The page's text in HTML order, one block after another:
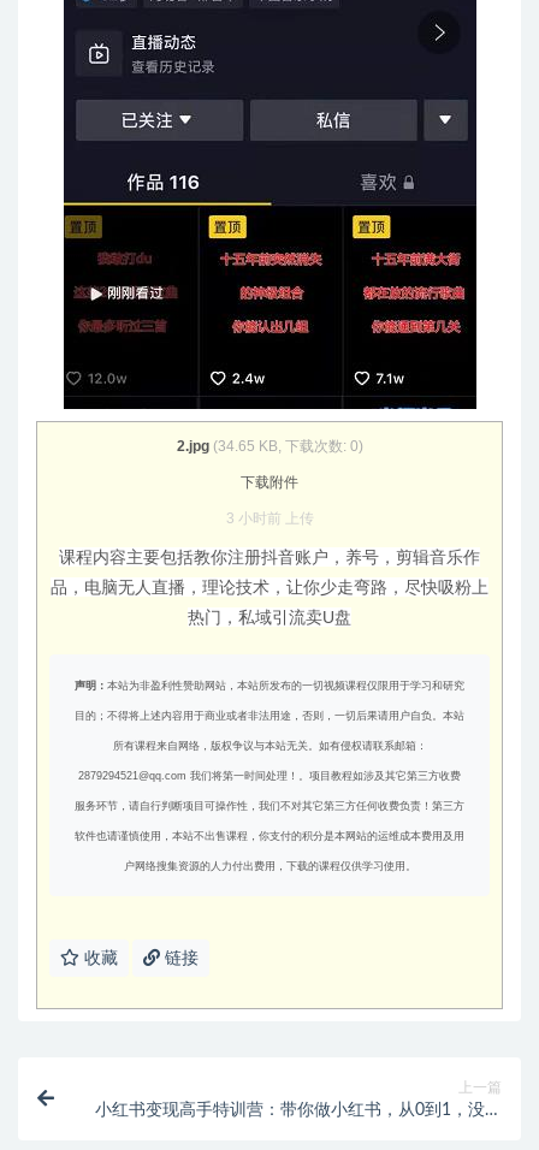
2.jpg (34.65 KB, 下载次数: 0)
下载附件
3 小时前 上传
课程内容主要包括教你注册抖音账户，养号，剪辑音乐作
品，电脑无人直播，理论技术，让你少走弯路，尽快吸粉上
热门，私域引流卖U盘
声明： 本站为非盈利性赞助网站，本站所发布的一切视频课程仅限用于学习和研究
目的；不得将上述内容用于商业或者非法用途，否则，一切后果请用户自负。本站
所有课程来自网络，版权争议与本站无关。如有侵权请联系邮箱：
2879294521@qq.com 我们将第一时间处理！。项目教程如涉及其它第三方收费
服务环节，请自行判断项目可操作性，我们不对其它第三方任何收费负责！第三方
软件也请谨慎使用，本站不出售课程，你支付的积分是本网站的运维成本费用及用
户网络搜集资源的人力付出费用，下载的课程仅供学习使用。
收藏 链接
上一篇
小红书变现高手特训营：带你做小红书，从0到1，没有